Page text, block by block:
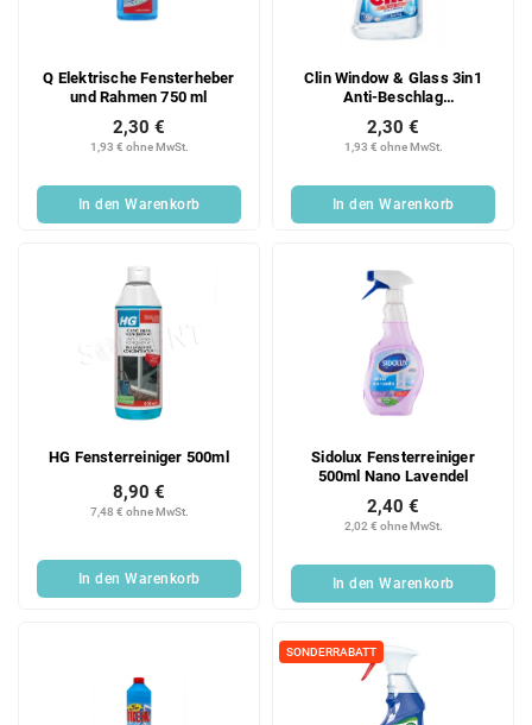
Q Elektrische Fensterheber
und Rahmen 750 ml
1,93 € ohne MwSt.
2,30 €
In den Warenkorb
Clin Window & Glass 3in1
Anti-Beschlag
Nachfüllpackung 500 ml
1,93 € ohne MwSt.
2,30 €
In den Warenkorb
HG Fensterreiniger 500ml
7,48 € ohne MwSt.
8,90 €
In den Warenkorb
Sidolux Fensterreiniger
500ml Nano Lavendel
2,02 € ohne MwSt.
2,40 €
In den Warenkorb
SONDERRABATT